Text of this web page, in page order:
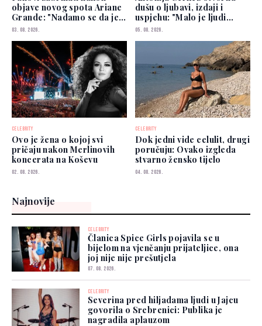
objave novog spota Ariane
Grande: "Nadamo se da je
dobro"
03. 08. 2026.
dušu o ljubavi, izdaji i
uspjehu: "Malo je ljudi
kojima možete vjerovati"
05. 08. 2026.
CELEBRITY
Ovo je žena o kojoj svi
pričaju nakon Merlinovih
koncerata na Koševu
02. 08. 2026.
CELEBRITY
Dok jedni vide celulit, drugi
poručuju: Ovako izgleda
stvarno žensko tijelo
04. 08. 2026.
Najnovije
CELEBRITY
Članica Spice Girls pojavila se u
bijelom na vjenčanju prijateljice, ona
joj nije nije prešutjela
07. 08. 2026.
CELEBRITY
Severina pred hiljadama ljudi u Jajcu
govorila o Srebrenici: Publika je
nagradila aplauzom